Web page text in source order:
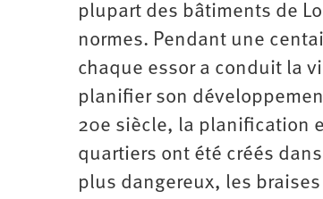
plupart des bâtiments de
normes. Pendant une
chaque essor a conduit la
planifier son
20e siècle, la planification
quartiers ont été créés
plus dangereux, les